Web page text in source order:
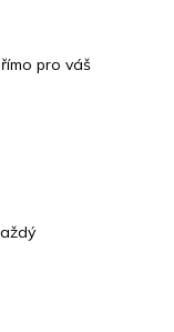
pro váš